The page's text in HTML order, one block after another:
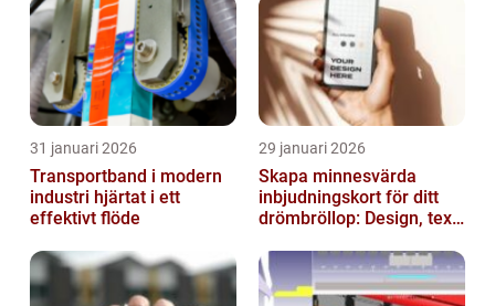
31 januari 2026
Transportband i modern
industri hjärtat i ett
effektivt flöde
29 januari 2026
Skapa minnesvärda
inbjudningskort för ditt
drömbröllop: Design, text